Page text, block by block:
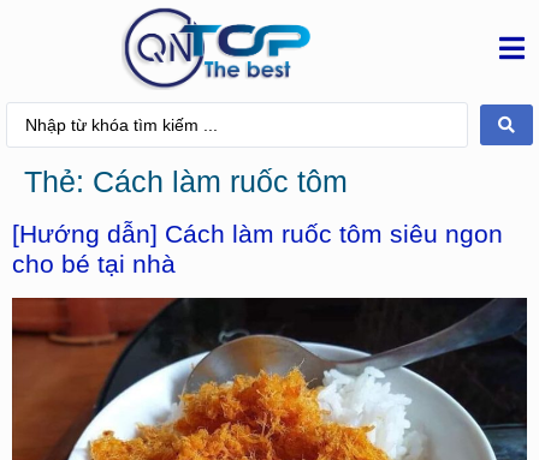
Thẻ: Cách làm ruốc tôm
[Hướng dẫn] Cách làm ruốc tôm siêu ngon
cho bé tại nhà